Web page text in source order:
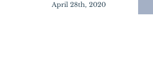
April 28th, 2020